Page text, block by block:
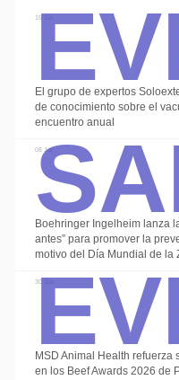
15 Jul
El grupo de expertos
de conocimiento sobre el
encuentro anual
08 Jul
Boehringer Ingelheim lanza
antes” para promover la
motivo del Día Mundial de la
30 Jun
MSD Animal Health refuerza
en los Beef Awards 2026 de